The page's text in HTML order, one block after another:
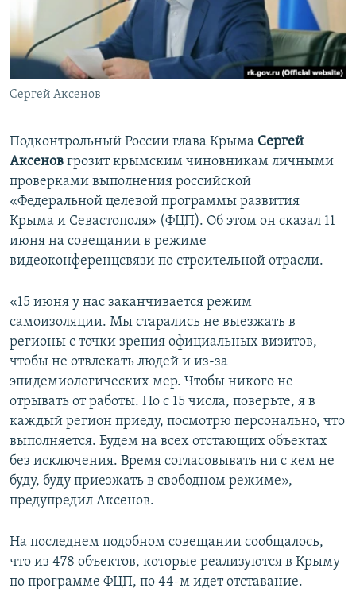
ПОБЕДИТЕЛЕЙ НЕ СУДЯТ?
КРЫМ.НЕПОКОРЕННЫЙ
УКРАИНСКАЯ ПРОБЛЕМА КРЫМА
ПРИСОЕДИНЯЙТЕСЬ!
Сергей Аксенов
Подконтрольный России глава Крыма Сергей
Аксенов грозит крымским чиновникам личными
проверками выполнения российской
«Федеральной целевой программы развития
Крыма и Севастополя» (ФЦП). Об этом он сказал 11
июня на совещании в режиме
видеоконференцсвязи по строительной отрасли.
«15 июня у нас заканчивается режим
самоизоляции. Мы старались не выезжать в
регионы с точки зрения официальных визитов,
чтобы не отвлекать людей и из-за
эпидемиологических мер. Чтобы никого не
отрывать от работы. Но с 15 числа, поверьте, я в
каждый регион приеду, посмотрю персонально, что
выполняется. Будем на всех отстающих объектах
без исключения. Время согласовывать ни с кем не
буду, буду приезжать в свободном режиме», –
предупредил Аксенов.
На последнем подобном совещании сообщалось,
что из 478 объектов, которые реализуются в Крыму
по программе ФЦП, по 44-м идет отставание.